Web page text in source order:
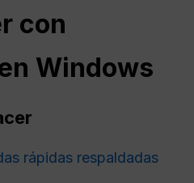
con
Windows
rápidas respaldadas